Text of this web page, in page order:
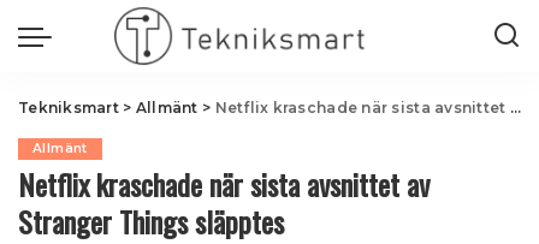
Tekniksmart> Allmänt > Netflix kraschade när sista avsnittet av Stranger Things släpptes
Allmänt
Netflix kraschade när sista avsnittet av
Stranger Things släpptes